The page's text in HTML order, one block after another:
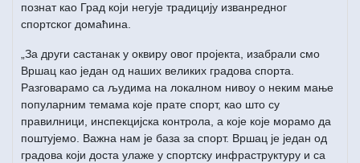
познат као Град који негује традицију изванредног
спортског домаћина.
„За други састанак у оквиру овог пројекта, изабрали смо
Вршац као један од наших великих градова спорта.
Разговарамо са људима на локалном нивоу о неким мање
популарним темама које прате спорт, као што су
правилници, инспекцијска контрола, а које које морамо да
поштујемо. Важна нам је база за спорт. Вршац је један од
градова који доста улаже у спортску инфраструктуру и са